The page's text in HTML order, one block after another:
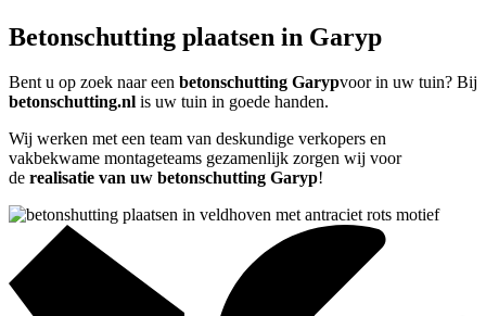
Betonschutting plaatsen in Garyp
Bent u op zoek naar een betonschutting Garypvoor in uw tuin? Bij
betonschutting.nl is uw tuin in goede handen.
Wij werken met een team van deskundige verkopers en
vakbekwame montageteams gezamenlijk zorgen wij voor
de realisatie van uw betonschutting Garyp!